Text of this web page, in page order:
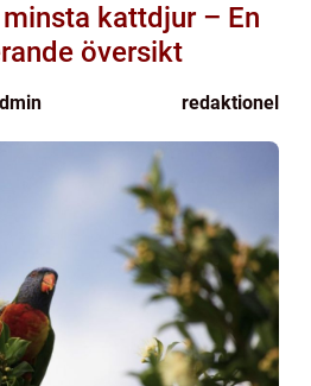
kattdjur – En
översikt
redaktionel